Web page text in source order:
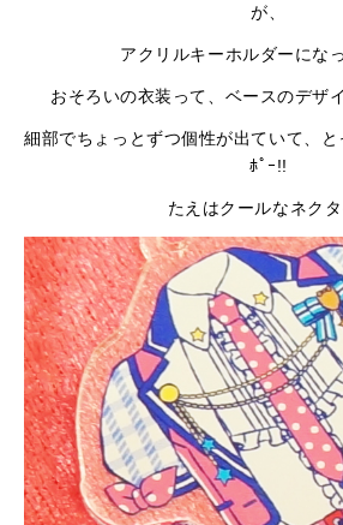
が、
アクリルキーホルダーにな
おそろいの衣装って、ベースのデザ
細部でちょっとずつ個性が出ていて、
ﾎﾟｰ!!
たえはクールなネク